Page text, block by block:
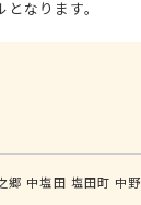
なります。
郷 中塩田 塩田町 中野